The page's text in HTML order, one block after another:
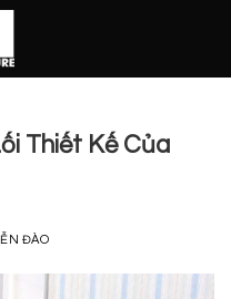
Thiết Kế Của
ĐÀO